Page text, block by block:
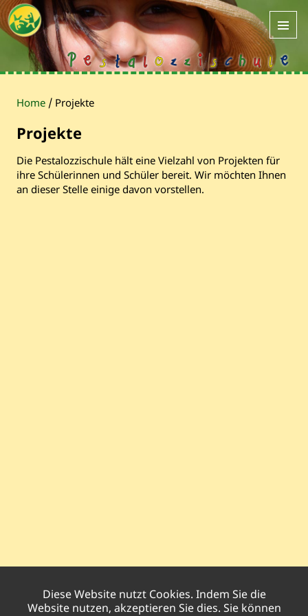
Home / Projekte
Projekte
Die Pestalozzischule hält eine Vielzahl von Projekten für
ihre Schülerinnen und Schüler bereit. Wir möchten Ihnen
an dieser Stelle einige davon vorstellen.
Diese Website nutzt Cookies. Indem Sie die
Website nutzen, akzeptieren Sie dies. Sie können